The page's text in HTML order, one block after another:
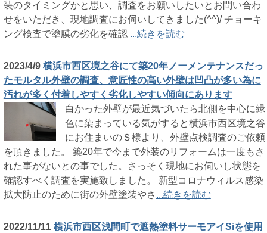
装のタイミングかと思い、調査をお願いしたいとお問い合わ
せをいただき、現地調査にお伺いしてきました(^^)/ チョーキ
ング検査で塗膜の劣化を確認 ...続きを読む
2023/4/9 横浜市西区境之谷にて築20年ノーメンテナンスだっ
たモルタル外壁の調査、意匠性の高い外壁は凹凸が多い為に
汚れが多く付着しやすく劣化しやすい傾向にあります
白かった外壁が最近気づいたら北側を中心に緑
色に染まっている気がすると横浜市西区境之谷
にお住まいのＳ様より、外壁点検調査のご依頼
を頂きました。 築20年で今まで外装のリフォームは一度もさ
れた事がないとの事でした。さっそく現地にお伺いし状態を
確認すべく調査を実施致しました。 新型コロナウィルス感染
拡大防止のために街の外壁塗装やさ ...続きを読む
2022/11/11 横浜市西区浅間町で遮熱塗料サーモアイSiを使用